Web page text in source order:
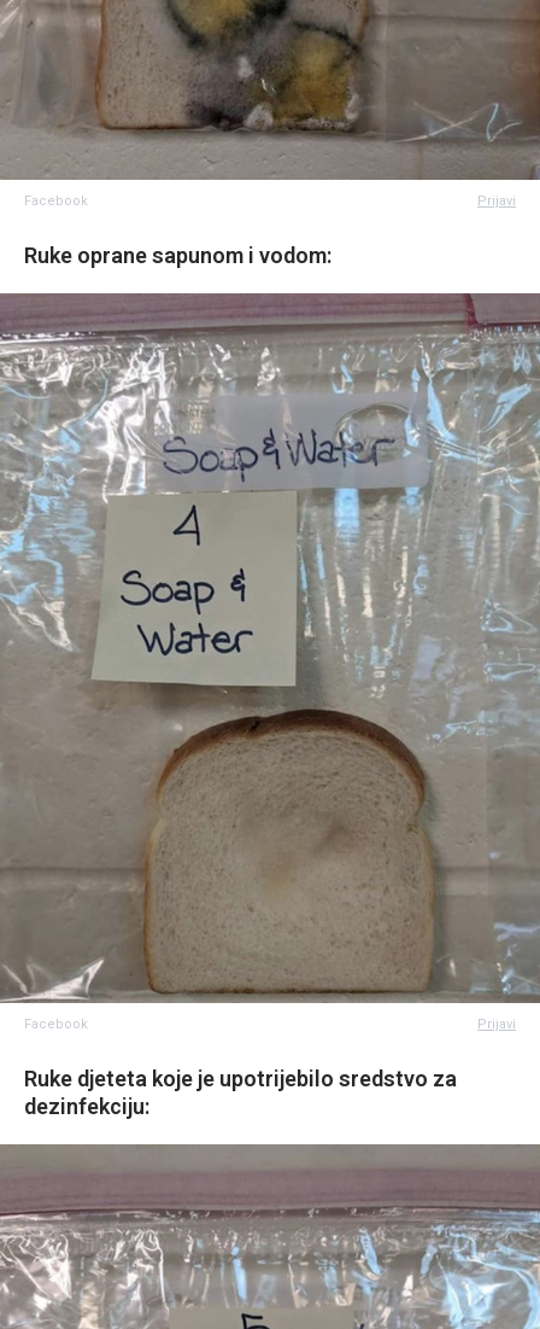
Facebook Prijavi
Ruke oprane sapunom i vodom:
Facebook Prijavi
Ruke djeteta koje je upotrijebilo sredstvo za
dezinfekciju: